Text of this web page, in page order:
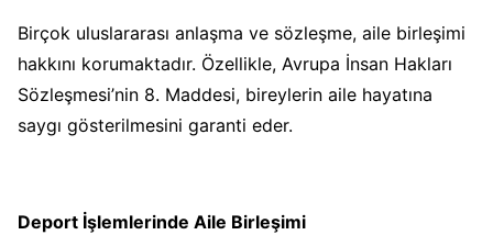
Birçok uluslararası anlaşma ve sözleşme, aile birleşimi
hakkını korumaktadır. Özellikle, Avrupa İnsan Hakları
Sözleşmesi’nin 8. Maddesi, bireylerin aile hayatına
saygı gösterilmesini garanti eder.
Deport İşlemlerinde Aile Birleşimi